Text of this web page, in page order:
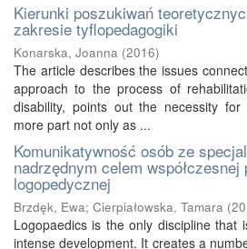
Kierunki poszukiwań
zakresie tyflopedagogiki
Konarska, Joanna (2016)
The article describes the issues
approach to the process of
disability, points out the necessity
more part not only as ...
Komunikatywność osób ze
nadrzędnym celem współczesnej
logopedycznej
Brzdęk, Ewa; Cierpiałowska, Tamara (
Logopaedics is the only discipline that
intense development. It creates a